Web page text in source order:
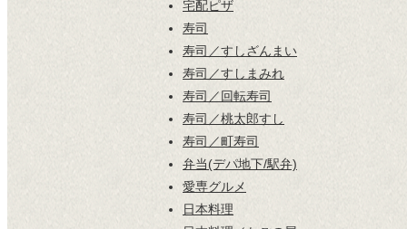
宅配ピザ
寿司
寿司／すしざんまい
寿司／すしまみれ
寿司／回転寿司
寿司／桃太郎すし
寿司／町寿司
弁当(デパ地下/駅弁)
愛専グルメ
日本料理